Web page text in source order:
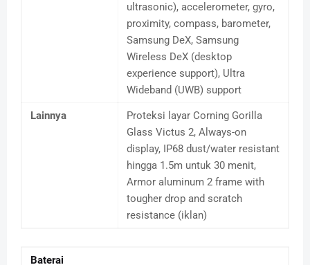
ultrasonic), accelerometer, gyro,
proximity, compass, barometer,
Samsung DeX, Samsung
Wireless DeX (desktop
experience support), Ultra
Wideband (UWB) support
Lainnya
Proteksi layar Corning Gorilla
Glass Victus 2, Always-on
display, IP68 dust/water resistant
hingga 1.5m untuk 30 menit,
Armor aluminum 2 frame with
tougher drop and scratch
resistance (iklan)
Baterai